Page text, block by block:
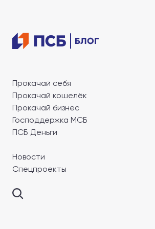
Прокачай себя
Прокачай кошелёк
Прокачай бизнес
Господдержка МСБ
ПСБ Деньги
Новости
Спецпроекты